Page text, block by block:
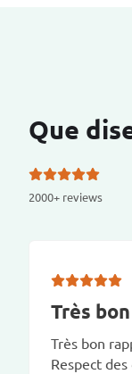
Que
2000+ reviews
Très
Très bon
Respect